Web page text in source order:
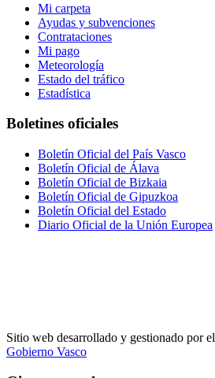
Mi carpeta
Ayudas y subvenciones
Contrataciones
Mi pago
Meteorología
Estado del tráfico
Estadística
Boletines oficiales
Boletín Oficial del País Vasco
Boletín Oficial de Álava
Boletín Oficial de Bizkaia
Boletín Oficial de Gipuzkoa
Boletín Oficial del Estado
Diario Oficial de la Unión Europea
Sitio web desarrollado y gestionado por el
Gobierno Vasco